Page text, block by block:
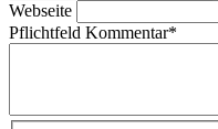
Webseite
Pflichtfeld Kommentar*